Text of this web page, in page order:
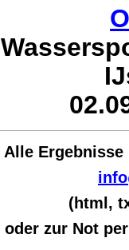
Alle
(html,
oder zur Not